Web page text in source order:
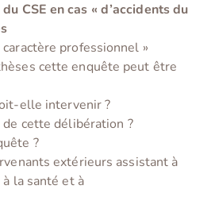
CSE en cas « d’accidents du
professionnel »
cette enquête peut être
elle intervenir ?
cette délibération ?
?
extérieurs assistant à
la santé et à